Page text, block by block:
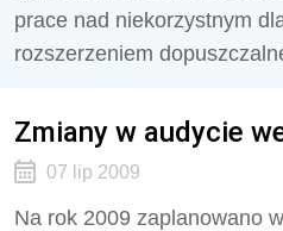
prace nad niekorzystnym
rozszerzeniem
Zmiany w audycie
07 lip 2009
Na rok 2009 zaplanowano